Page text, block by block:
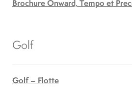
English
Brochure Onward, Tempo et
Golf
Golf – Flotte